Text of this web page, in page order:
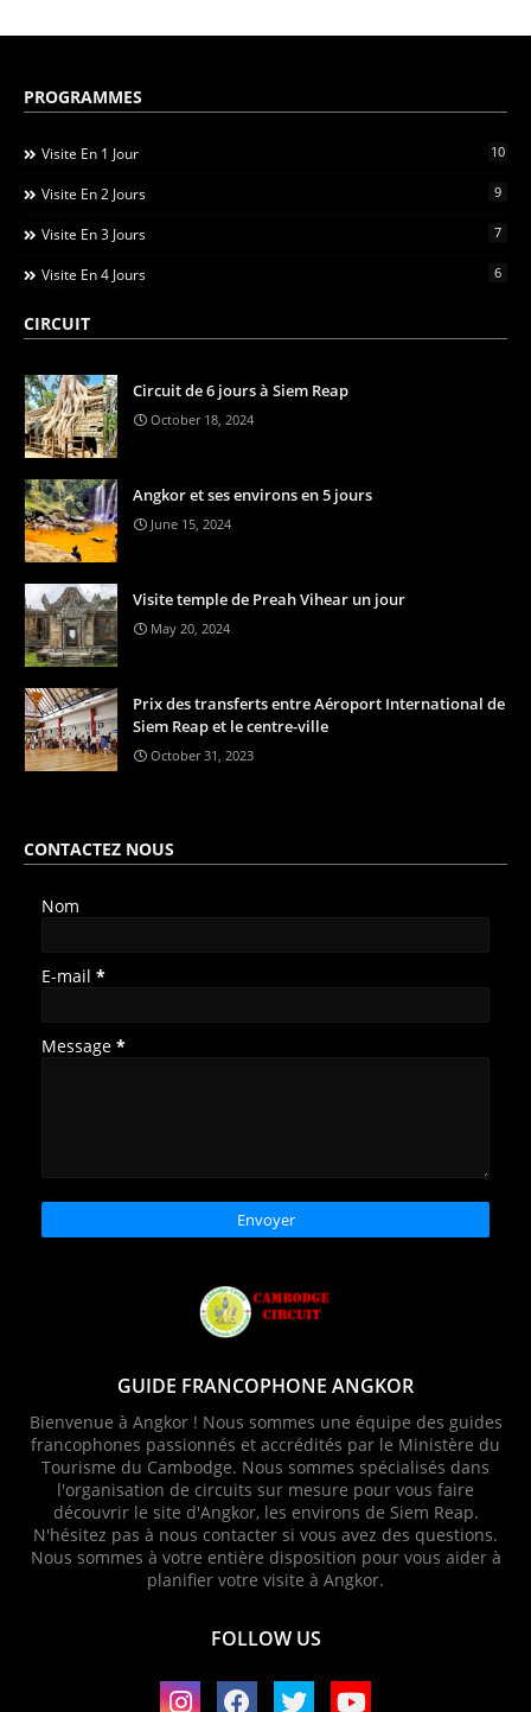
PROGRAMMES
Visite En 1 Jour 10
Visite En 2 Jours 9
Visite En 3 Jours 7
Visite En 4 Jours 6
CIRCUIT
Circuit de 6 jours à Siem Reap
October 18, 2024
Angkor et ses environs en 5 jours
June 15, 2024
Visite temple de Preah Vihear un jour
May 20, 2024
Prix des transferts entre Aéroport International de
Siem Reap et le centre-ville
October 31, 2023
CONTACTEZ NOUS
Nom
E-mail *
Message *
GUIDE FRANCOPHONE ANGKOR
Bienvenue à Angkor ! Nous sommes une équipe des guides
francophones passionnés et accrédités par le Ministère du
Tourisme du Cambodge. Nous sommes spécialisés dans
l'organisation de circuits sur mesure pour vous faire
découvrir le site d'Angkor, les environs de Siem Reap.
N'hésitez pas à nous contacter si vous avez des questions.
Nous sommes à votre entière disposition pour vous aider à
planifier votre visite à Angkor.
FOLLOW US